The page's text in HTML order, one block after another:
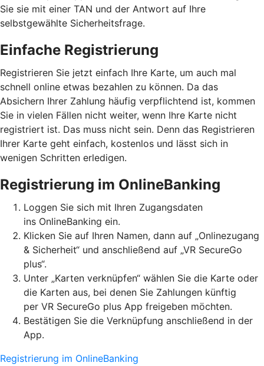
Sie sie mit einer TAN und der Antwort auf Ihre
selbstgewählte Sicherheitsfrage.
Einfache Registrierung
Registrieren Sie jetzt einfach Ihre Karte, um auch mal
schnell online etwas bezahlen zu können. Da das
Absichern Ihrer Zahlung häufig verpflichtend ist, kommen
Sie in vielen Fällen nicht weiter, wenn Ihre Karte nicht
registriert ist. Das muss nicht sein. Denn das Registrieren
Ihrer Karte geht einfach, kostenlos und lässt sich in
wenigen Schritten erledigen.
Registrierung im OnlineBanking
Loggen Sie sich mit Ihren Zugangsdaten
ins OnlineBanking ein.
Klicken Sie auf Ihren Namen, dann auf „Onlinezugang
& Sicherheit“ und anschließend auf „VR SecureGo
plus“.
Unter „Karten verknüpfen“ wählen Sie die Karte oder
die Karten aus, bei denen Sie Zahlungen künftig
per VR SecureGo plus App freigeben möchten.
Bestätigen Sie die Verknüpfung anschließend in der
App.
Registrierung im OnlineBanking